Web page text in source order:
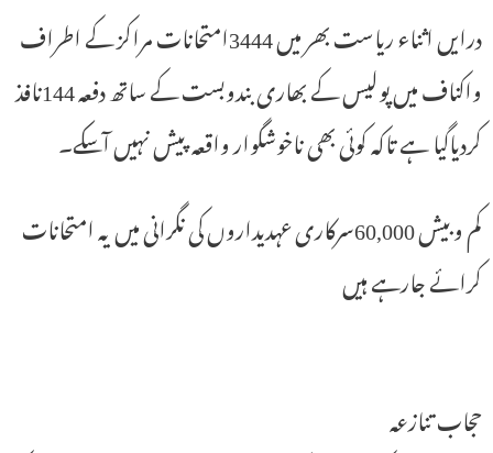
درایں اثناء ریاست بھر میں 3444امتحانات مراکز کے اطراف
واکناف میں پولیس کے بھاری بندوبست کے ساتھ دفعہ 144نافذ
کردیاگیا ہے تاکہ کوئی بھی ناخوشگوار واقعہ پیش نہیں آسکے۔
کم وبیش 60,000سرکاری عہدیداروں کی نگرانی میں یہ امتحانات
کرائے جارہے ہیں
حجاب تنازعہ